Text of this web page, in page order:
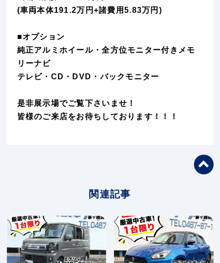
(車両本体191.2万円+諸費用5.83万円)
■オプション
純正アルミホイール・全方位モニター付きメモ
リーナビ
テレビ・CD・DVD・バックモニター
是非展示場でご覧下さいませ！
皆様のご来店をお待ちしております！！！
関連記事